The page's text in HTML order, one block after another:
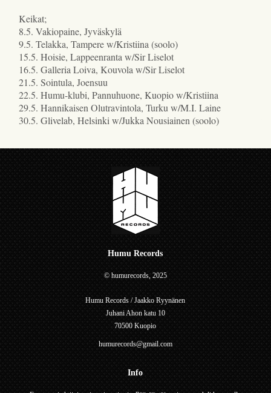
Keikat;
8.5. Vakiopaine, Jyväskylä
9.5. Telakka, Tampere w/Kristiina (soolo)
15.5. Hoisie, Lappeenranta w/Sir Liselot
16.5. Galleria Loiva, Kouvola w/Sir Liselot
21.5. Sointula, Joensuu
22.5. Humu-klubi, Pannuhuone, Kuopio w/Kristiina
29.5. Hannikaisen Olutravintola, Turku w/M.I. Laine
30.5. Glivelab, Helsinki w/Jukka Nousiainen (soolo)
Humu Records
© humurecords, 2025
Humu Records / Jaakko Ryynänen
Juhani Ahon katu 10
70500 Kuopio
humurecords@gmail.com
Info